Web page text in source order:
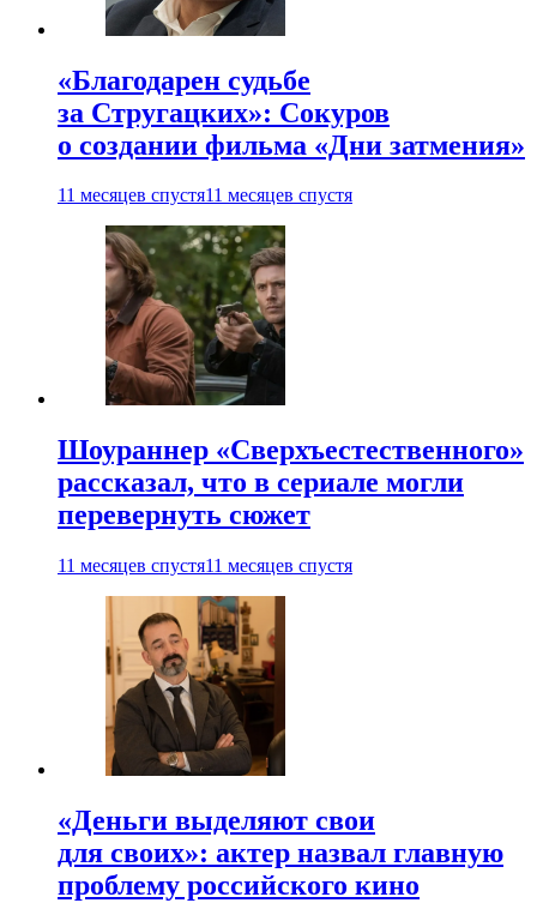
«Благодарен судьбе
за Стругацких»: Сокуров
о создании фильма «Дни затмения»
11 месяцев спустя11 месяцев спустя
Шоураннер «Сверхъестественного»
рассказал, что в сериале могли
перевернуть сюжет
11 месяцев спустя11 месяцев спустя
«Деньги выделяют свои
для своих»: актер назвал главную
проблему российского кино